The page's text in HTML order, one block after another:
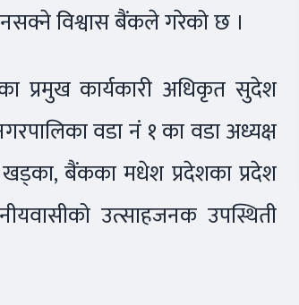
विश्वास बैंकले गरेको छ ।
प्रमुख कार्यकारी अधिकृत सुदेश
वडा नं १ का वडा अध्यक्ष
खड्का, बैंकका मधेश प्रदेशका प्रदेश
उत्साहजनक उपस्थिती